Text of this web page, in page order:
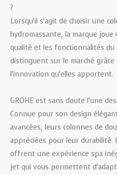
?
Lorsqu’il s’agit de choisir une
hydromassante, la marque
qualité et les fonctionnalités du
distinguent sur le marché
l’innovation qu’elles apportent.
GROHE est sans doute l’une
Connue pour son design
avancées, leurs colonnes de
appréciées pour leur durabilité.
offrent une expérience spa
jet qui vous permettent